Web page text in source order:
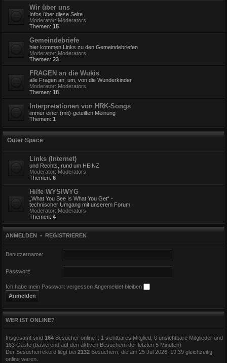
Wir über uns
Infos über diese Seite
Moderator: Moderators
Themen: 15
Gemeindebriefe
hier kommen Links zu den Gemeindebriefen
Moderator: Moderators
Themen: 23
FRAGEN an die Wukis
alle Fragen an, um, von die Wunderkinder
Moderator: Moderators
Themen: 18
Interpretationen von HRK-Songs
immer einer (mit)-geteilten Meinung
Themen: 1
Outer Space
Links (Internet)
und Rechts, rund um HEINZ
Moderator: Moderators
Themen: 6
Hilfe WYSIWYG
„What You See Is What You Get“ -
technischer Umgang mit unserem Forum
Moderator: Moderators
Themen: 4
ANMELDEN • REGISTRIEREN
Benutzername:
Passwort:
Ich habe mein Passwort vergessen Angemeldet bleiben
WER IST ONLINE?
Insgesamt sind 164 Besucher online :: 1 sichtbares Mitglied, 0 unsichtbare Mitglieder und
163 Gäste (basierend auf den aktiven Besuchern der letzten 5 Minuten)
Der Besucherrekord liegt bei 2132 Besuchern, die am 25 Jul 2026, 19:39 gleichzeitig
online waren.